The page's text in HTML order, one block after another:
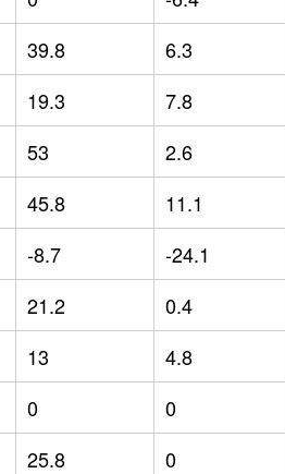
39.8 6.3
19.3 7.8
53 2.6
45.8 11.1
-8.7 -24.1
21.2 0.4
13 4.8
0 0
25.8 0